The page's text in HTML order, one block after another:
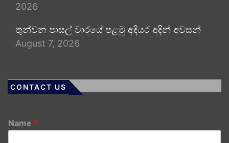
2026
තුන්වන පාසල් වාරයේ පළමු අදියර අදින් අවසන්
August 7, 2026
CONTACT US
Name *